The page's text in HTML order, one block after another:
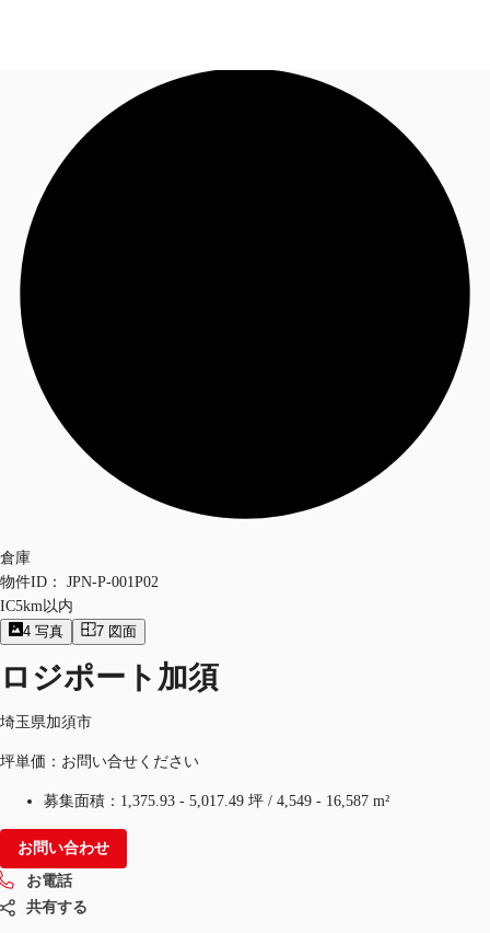
オフィス・事務所
倉庫・物流センター
お電話
倉庫
物件ID：
JPN-P-001P02
IC5km以内
4 写真 7 図面
ロジポート加須
埼玉県加須市
坪単価：お問い合せください
募集面積： 1,375.93 - 5,017.49 坪 / 4,549 - 16,587 m²
お問い合わせ
お電話
共有する